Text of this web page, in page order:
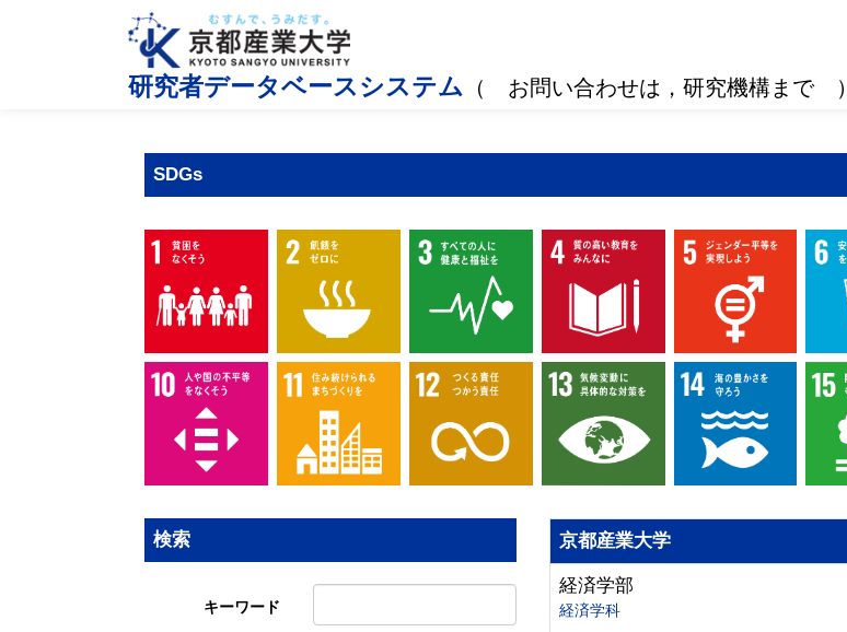
研究者データベースシステム （ お問い合わせは，研究機構まで ）
SDGs
検索
キーワード
京都産業大学
経済学部
経済学科